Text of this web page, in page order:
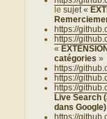
lesujet «
https://
https://
«
catégories»
https://
https://
https://
Live Search
dans
https://